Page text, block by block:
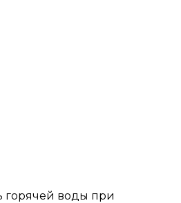
горячей воды при